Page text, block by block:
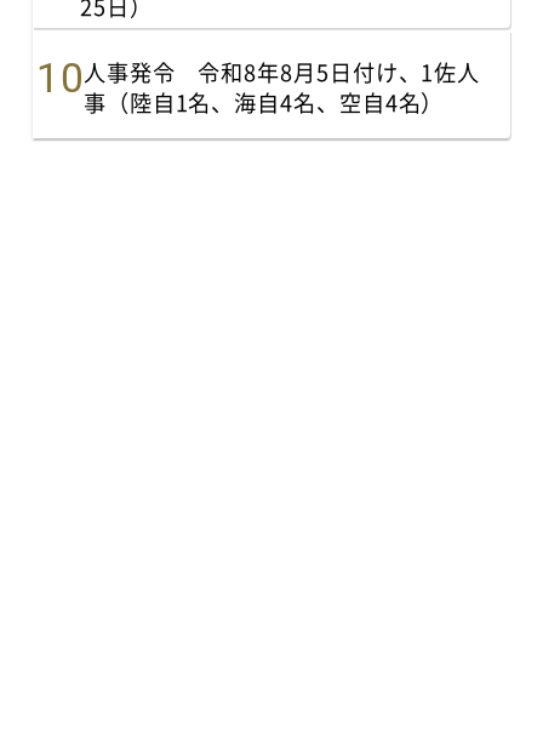
人事発令 令和8年8月5日付け、1佐人
事（陸自1名、海自4名、空自4名）